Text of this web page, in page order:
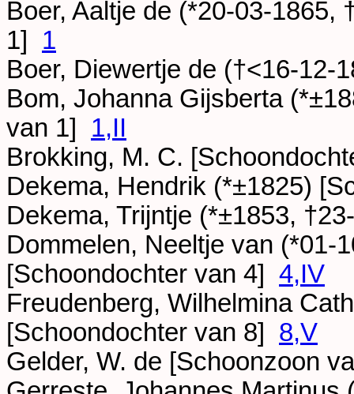
Boer, Aaltje de (*20-03-1865,
1] 1
Boer, Diewertje de (†<16-12-
Bom, Johanna Gijsberta (*
van 1] 1,II
Brokking, M. C.
Dekema, Hendrik (*±1825)
Dekema, Trijntje (*±1853, †
Dommelen, Neeltje van (*01-
[Schoondochter van 4] 4,IV
Freudenberg, Wilhelmina
[Schoondochter van 8] 8,V
Gelder, W. de [Schoonzoon